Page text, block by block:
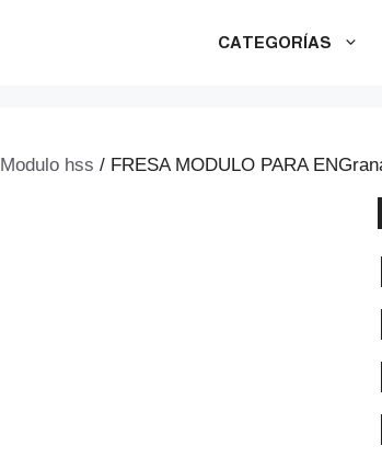
CATEGORÍAS
Modulo hss / FRESA MODULO PARA